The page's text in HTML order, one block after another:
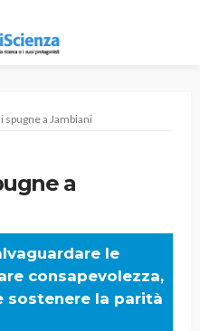
spugne a Jambiani
a
le
consapevolezza,
sostenere la parità